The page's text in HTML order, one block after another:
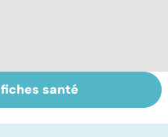
Le magnésium,
un oligo-élément
santé